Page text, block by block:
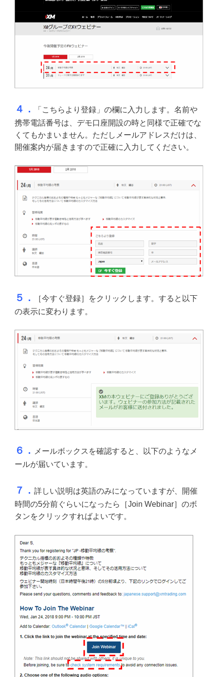
４．
「こちらより登録」の欄に入力します。名前や
携帯電話番号は、デモ口座開設の時と同様で正確でな
くてもかまいません。ただしメールアドレスだけは、
開催案内が届きますので正確に入力してください。
５．
［今すぐ登録］をクリックします。すると以下
の表示に変わります。
６．
メールボックスを確認すると、以下のようなメ
ールが届いています。
７． 詳しい説明は英語のみになっていますが、開催
時間の5分前ぐらいになったら［Join Webinar］のボ
タンをクリックすればよいです。